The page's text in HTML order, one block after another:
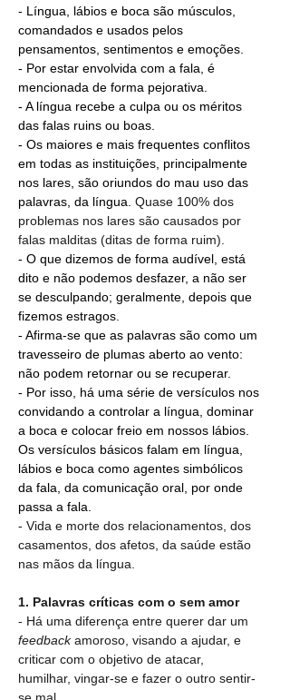
- Língua, lábios e boca são músculos,
comandados e usados pelos
pensamentos, sentimentos e emoções.
- Por estar envolvida com a fala, é
mencionada de forma pejorativa.
- A língua recebe a culpa ou os méritos
das falas ruins ou boas.
- Os maiores e mais frequentes conflitos
em todas as instituições, principalmente
nos lares, são oriundos do mau uso das
palavras, da língua. Quase 100% dos
problemas nos lares são causados por
falas malditas (ditas de forma ruim).
- O que dizemos de forma audível, está
dito e não podemos desfazer, a não ser
se desculpando; geralmente, depois que
fizemos estragos.
- Afirma-se que as palavras são como um
travesseiro de plumas aberto ao vento:
não podem retornar ou se recuperar.
- Por isso, há uma série de versículos nos
convidando a controlar a língua, dominar
a boca e colocar freio em nossos lábios.
Os versículos básicos falam em língua,
lábios e boca como agentes simbólicos
da fala, da comunicação oral, por onde
passa a fala.
- Vida e morte dos relacionamentos, dos
casamentos, dos afetos, da saúde estão
nas mãos da língua.
1. Palavras críticas com o sem amor
- Há uma diferença entre querer dar um
feedback amoroso, visando a ajudar, e
criticar com o objetivo de atacar,
humilhar, vingar-se e fazer o outro sentir-